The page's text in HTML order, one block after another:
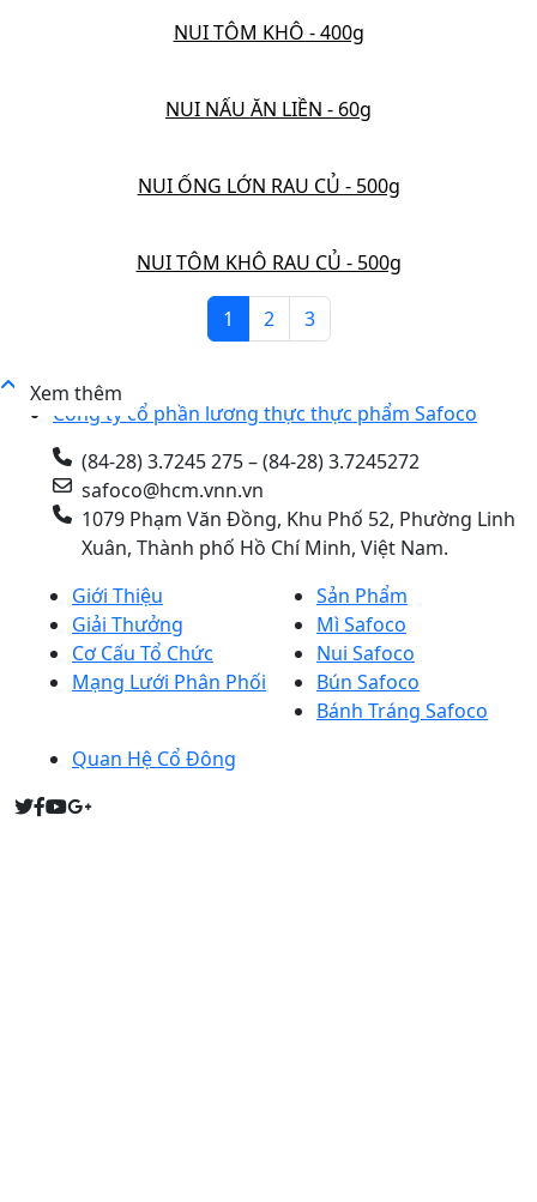
NUI TÔM KHÔ - 400g
NUI NẤU ĂN LIỀN - 60g
NUI ỐNG LỚN RAU CỦ - 500g
NUI TÔM KHÔ RAU CỦ - 500g
1 2 3
Xem thêm
Công ty cổ phần lương thực thực phẩm Safoco
(84-28) 3.7245 275 – (84-28) 3.7245272
safoco@hcm.vnn.vn
1079 Phạm Văn Đồng, Khu Phố 52, Phường Linh
Xuân, Thành phố Hồ Chí Minh, Việt Nam.
Giới Thiệu
Giải Thưởng
Cơ Cấu Tổ Chức
Mạng Lưới Phân Phối
Sản Phẩm
Mì Safoco
Nui Safoco
Bún Safoco
Bánh Tráng Safoco
Quan Hệ Cổ Đông